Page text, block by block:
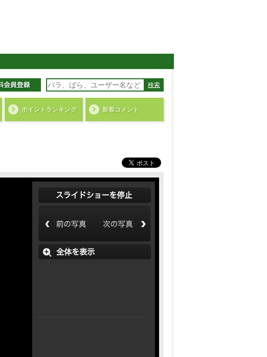
検索
ポイント ランキング 新着コメント